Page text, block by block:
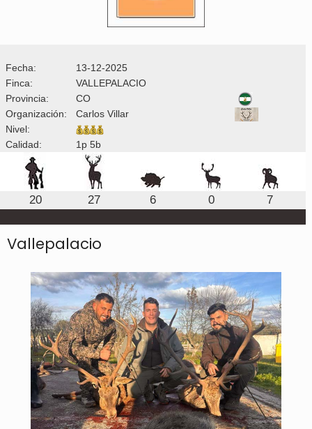
Fecha:
13-12-2025
Finca:
VALLEPALACIO
Provincia:
CO
Organización:
Carlos Villar
Nivel:
Calidad:
1p 5b
20 27 6 0 7
Vallepalacio